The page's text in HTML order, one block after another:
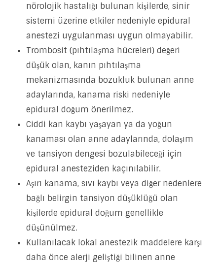
nörolojik hastalığı bulunan kişilerde, sinir
sistemi üzerine etkiler nedeniyle epidural
anestezi uygulanması uygun olmayabilir.
Trombosit (pıhtılaşma hücreleri) değeri
düşük olan, kanın pıhtılaşma
mekanizmasında bozukluk bulunan anne
adaylarında, kanama riski nedeniyle
epidural doğum önerilmez.
Ciddi kan kaybı yaşayan ya da yoğun
kanaması olan anne adaylarında, dolaşım
ve tansiyon dengesi bozulabileceği için
epidural anesteziden kaçınılabilir.
Aşırı kanama, sıvı kaybı veya diğer nedenlere
bağlı belirgin tansiyon düşüklüğü olan
kişilerde epidural doğum genellikle
düşünülmez.
Kullanılacak lokal anestezik maddelere karşı
daha önce alerji geliştiği bilinen anne